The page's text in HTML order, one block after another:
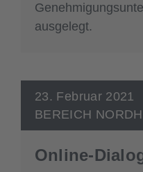
ausgelegt.
23. Februar 2021
BEREICH
Online-